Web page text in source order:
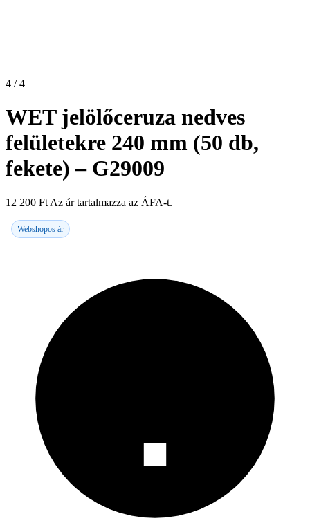
4 / 4
WET jelölőceruza nedves
felületekre 240 mm (50 db,
fekete) – G29009
12 200 Ft Az ár tartalmazza az ÁFA-t.
Webshopos ár